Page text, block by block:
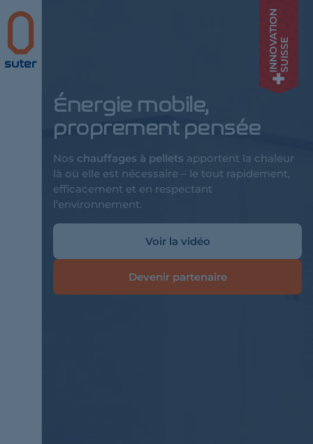
Suter INNOVATIONSUISSE
Énergie mobile,
proprement pensée
Nos chauffages à pellets apportent la chaleur
là où elle est nécessaire – le tout rapidement,
efficacement et en respectant
l’environnement.
Voir la vidéo
Devenir partenaire